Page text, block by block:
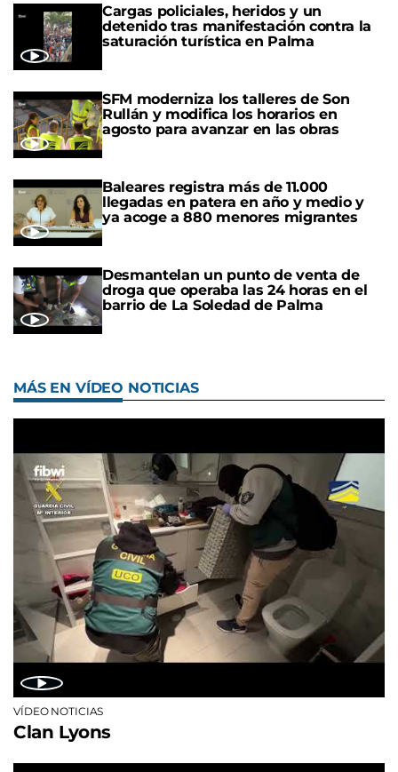
Cargas policiales, heridos y un
detenido tras manifestación contra la
saturación turística en Palma
SFM moderniza los talleres de Son
Rullán y modifica los horarios en
agosto para avanzar en las obras
Baleares registra más de 11.000
llegadas en patera en año y medio y
ya acoge a 880 menores migrantes
Desmantelan un punto de venta de
droga que operaba las 24 horas en el
barrio de La Soledad de Palma
MÁS EN VÍDEO NOTICIAS
VÍDEO NOTICIAS
Clan Lyons